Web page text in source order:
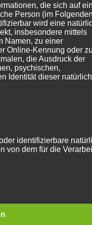
Zum 6vs1
wir diesmal
die sich auf
Person (im Folgenden
wird eine
insbesondere mittels
Namen, zu einer
Online-Kennung oder zu
die Ausdruck der
psychischen,
Identität dieser
identifizierbare
von dem für die
automatisierter Verfahren